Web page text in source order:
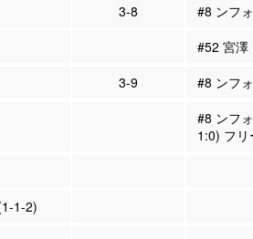
3-8
#8 ンフ
#52 宮澤
3-9 #8 ンフ
#8 ンフ
1:0) フ
1-2)